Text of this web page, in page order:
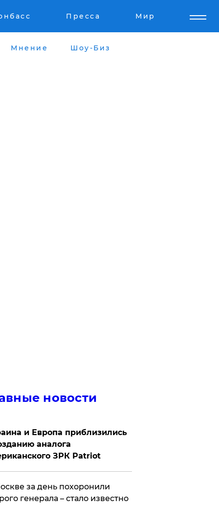
Пресса Мир
Мнение Шоу-Биз
новости
и Европа приблизились
аналога
ЗРК Patriot
за день похоронили
генерала – стало известно